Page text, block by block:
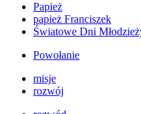
Papież
papież Franciszek
Światowe Dni
Powołanie
misje
rozwój